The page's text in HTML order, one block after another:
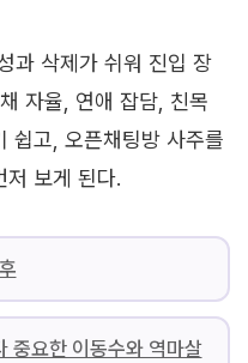
과 삭제가 쉬워 진입 장
자율, 연애 잡담, 친목
쉽고, 오픈채팅방 사주를
저 보게 된다.
중요한 이동수와 역마살